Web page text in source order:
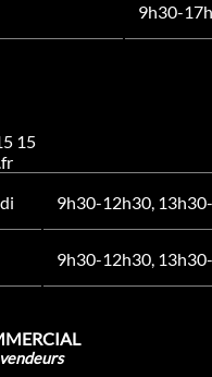
9h30-17h
15
9h30-12h30,
9h30-12h30,